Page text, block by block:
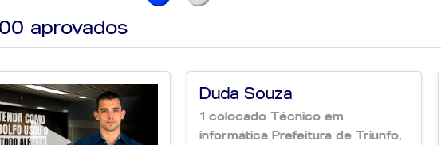
conquista!
aprovados
Duda Souza
1 colocado Técnico em
informática Prefeitura de Triunfo,